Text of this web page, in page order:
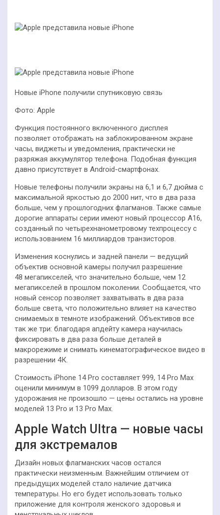
Новые iPhone получили спутниковую связь
Фото: Apple
Функция постоянного включенного дисплея
позволяет отображать на заблокированном экране
часы, виджеты и уведомления, практически не
разряжая аккумулятор телефона. Подобная функция
давно присутствует в Android-смартфонах.
Новые телефоны получили экраны на 6,1 и 6,7 дюйма с
максимальной яркостью до 2000 нит, что в два раза
больше, чем у прошлогодних флагманов. Также самые
дорогие аппараты серии имеют новый процессор A16,
созданный по четырехнанометровому техпроцессу с
использованием 16 миллиардов транзисторов.
Изменения коснулись и задней панели — ведущий
объектив основной камеры получил разрешение
48 мегапикселей, что значительно больше, чем 12
мегапикселей в прошлом поколении. Сообщается, что
новый сенсор позволяет захватывать в два раза
больше света, что положительно влияет на качество
снимаемых в темноте изображений. Объективов все
так же три: благодаря апдейту камера научилась
фиксировать в два раза больше деталей в
макрорежиме и снимать кинематографическое видео в
разрешении 4К.
Стоимость iPhone 14 Pro составляет 999, 14 Pro Max
оценили минимум в 1099 долларов. В этом году
удорожания не произошло — цены остались на уровне
моделей 13 Pro и 13 Pro Max.
Apple Watch Ultra — новые часы
для экстремалов
Дизайн новых флагманских часов остался
практически неизменным. Важнейшим отличием от
предыдущих моделей стало наличие датчика
температуры. Но его будет использовать только
приложение для контроля женского здоровья и